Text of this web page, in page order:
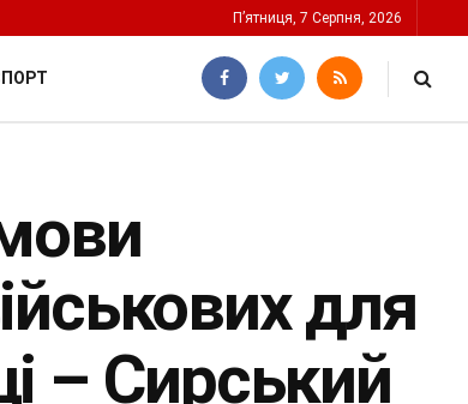
П’ятниця, 7 Серпня, 2026
для
– Сирський